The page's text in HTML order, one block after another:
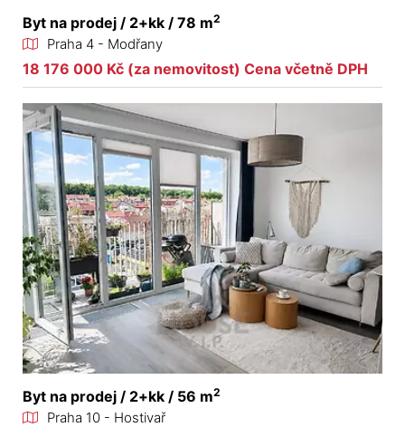
Byt na prodej / 2+kk / 78 m2
Praha 4 - Modřany
18 176 000 Kč (za nemovitost) Cena včetně DPH
Byt na prodej / 2+kk / 56 m2
Praha 10 - Hostivař